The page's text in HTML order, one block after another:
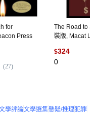
for
Press
(27)
The Road to
裝版, Macat
$324
0
學評論文學選集懸疑/推理犯罪